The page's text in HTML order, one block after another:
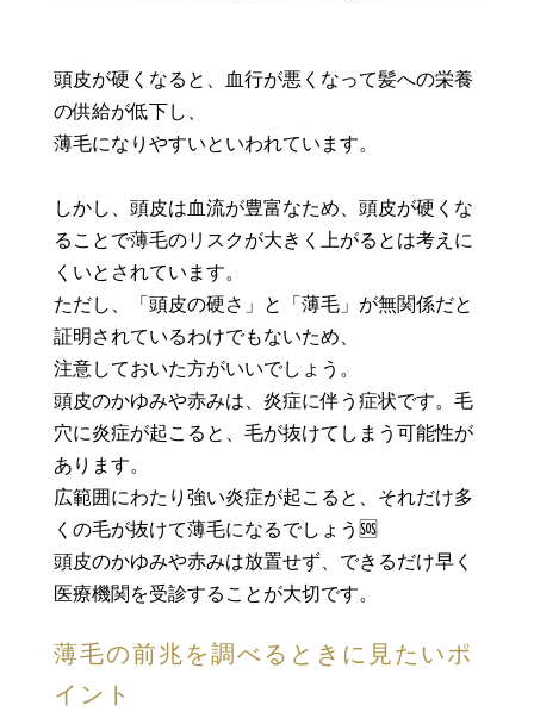
頭皮が硬くなると、血行が悪くなって髪への栄養
の供給が低下し、
薄毛になりやすいといわれています。
しかし、頭皮は血流が豊富なため、頭皮が硬くな
ることで薄毛のリスクが大きく上がるとは考えに
くいとされています。
ただし、「頭皮の硬さ」と「薄毛」が無関係だと
証明されているわけでもないため、
注意しておいた方がいいでしょう。
頭皮のかゆみや赤みは、炎症に伴う症状です。毛
穴に炎症が起こると、毛が抜けてしまう可能性が
あります。
広範囲にわたり強い炎症が起こると、それだけ多
くの毛が抜けて薄毛になるでしょう🆘
頭皮のかゆみや赤みは放置せず、できるだけ早く
医療機関を受診することが大切です。
薄毛の前兆を調べるときに見たいポ
イント